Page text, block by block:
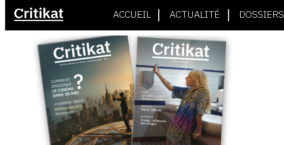
ACCUEIL ACTUALITÉ DOSSIERS